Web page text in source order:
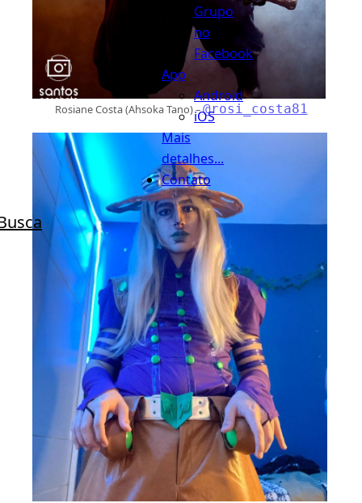
Grupo
no
Facebook
App
Android
iOS
Mais
detalhes...
Contato
Rosiane Costa (Ahsoka Tano) –@rosi_costa81